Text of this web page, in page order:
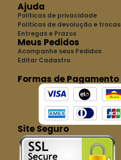
Ajuda
Politicas de privacidade
Politicas de devolução e trocas
Entregas e Prazos
Meus Pedidos
Acompanhe seus Pedidos
Editar Cadastro
Formas de Pagamento
Site Seguro